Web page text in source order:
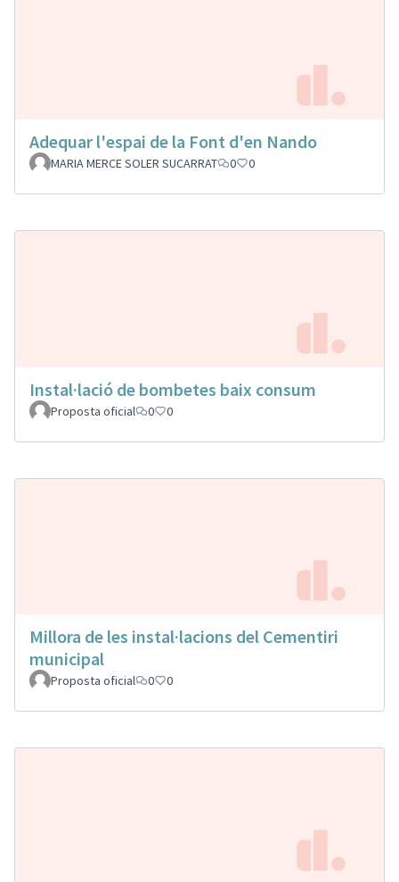
Adequar l'espai de la Font d'en Nando
MARIA MERCE SOLER SUCARRAT 0 0
Instal·lació de bombetes baix consum
Proposta oficial 0 0
Millora de les instal·lacions del Cementiri
municipal
Proposta oficial 0 0